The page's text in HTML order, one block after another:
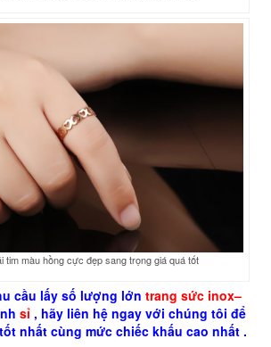
tim màu hồng cực đẹp sang trọng giá quá tốt
cầu lấy số lượng lớn trang sức inox–
sỉ , hãy liên hệ ngay với chúng tôi để
nhất cùng mức chiếc khấu cao nhất .